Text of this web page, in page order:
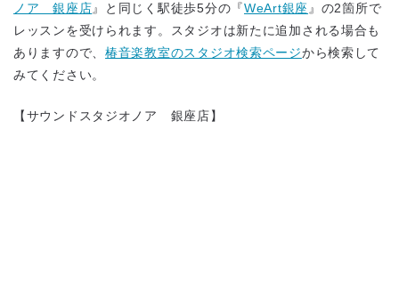
ノア 銀座店』と同じく駅徒歩5分の『WeArt銀座 』の2箇所で
レッスンを受けられます。スタジオは新たに追加される場合も
ありますので、椿音楽教室のスタジオ検索ページから検索して
みてください。
【サウンドスタジオノア 銀座店】